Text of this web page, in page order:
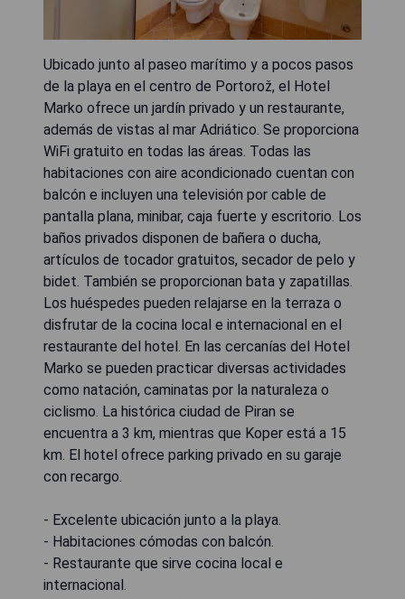
Ubicado junto al paseo marítimo y a pocos pasos
de la playa en el centro de Portorož, el Hotel
Marko ofrece un jardín privado y un restaurante,
además de vistas al mar Adriático. Se proporciona
WiFi gratuito en todas las áreas. Todas las
habitaciones con aire acondicionado cuentan con
balcón e incluyen una televisión por cable de
pantalla plana, minibar, caja fuerte y escritorio. Los
baños privados disponen de bañera o ducha,
artículos de tocador gratuitos, secador de pelo y
bidet. También se proporcionan bata y zapatillas.
Los huéspedes pueden relajarse en la terraza o
disfrutar de la cocina local e internacional en el
restaurante del hotel. En las cercanías del Hotel
Marko se pueden practicar diversas actividades
como natación, caminatas por la naturaleza o
ciclismo. La histórica ciudad de Piran se
encuentra a 3 km, mientras que Koper está a 15
km. El hotel ofrece parking privado en su garaje
con recargo.
- Excelente ubicación junto a la playa.
- Habitaciones cómodas con balcón.
- Restaurante que sirve cocina local e
internacional.